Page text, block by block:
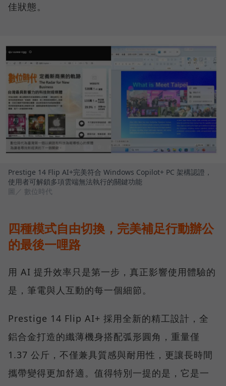
佳狀態。
Prestige 14 Flip AI+完美符合 Windows Copilot+ PC 架構認證，
使用者可解鎖多項雲端無法執行的關鍵功能
圖／ 數位時代
四種模式自由切換，完美補足行動辦公
的最後一哩路
用 AI 提升效率只是第一步，真正影響使用體驗的
是，筆電與人互動的每一個細節。
Prestige 14 Flip AI+ 採用全新的精工設計，全
鋁合金打造的纖薄機身搭配弧形圓角，重量僅
1.37 公斤，不僅兼具質感與耐用性，更讓長時間
攜帶變得更加舒適。值得特別一提的是，它是一